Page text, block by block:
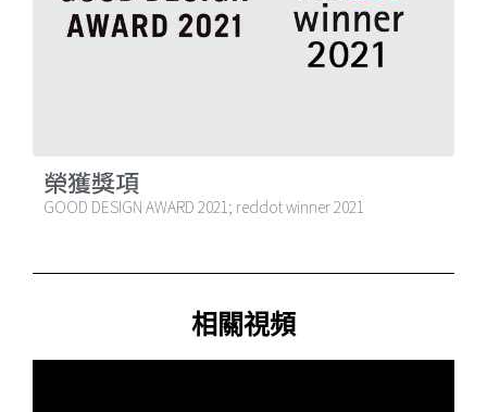
榮獲獎項
GOOD DESIGN AWARD 2021; reddot winner 2021
相關視頻